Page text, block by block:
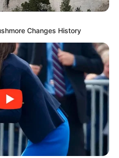
Changes History